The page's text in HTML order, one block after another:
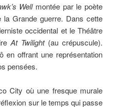
Wellmontée par le poète
Grande guerre. Dans cette
occidental et le Théâtre
At Twilight(au crépuscule).
en offrant une représentation
pensées.
City où une fresque murale
sur le temps qui passe